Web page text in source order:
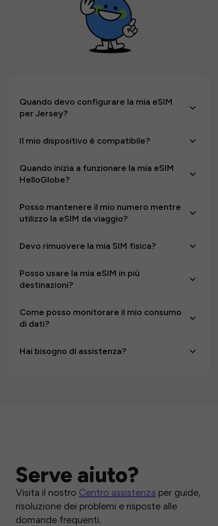
Quando devo configurare la mia eSIM
per Jersey?
Il mio dispositivo è compatibile?
Quando inizia a funzionare la mia eSIM
HelloGlobe?
Posso mantenere il mio numero mentre
utilizzo la eSIM da viaggio?
Devo rimuovere la mia SIM fisica?
Posso usare la mia eSIM in più
destinazioni?
Come posso monitorare il mio consumo
di dati?
Hai bisogno di assistenza?
Serve aiuto?
Visita il nostro Centro assistenza per guide,
risoluzione dei problemi e risposte alle
domande frequenti.